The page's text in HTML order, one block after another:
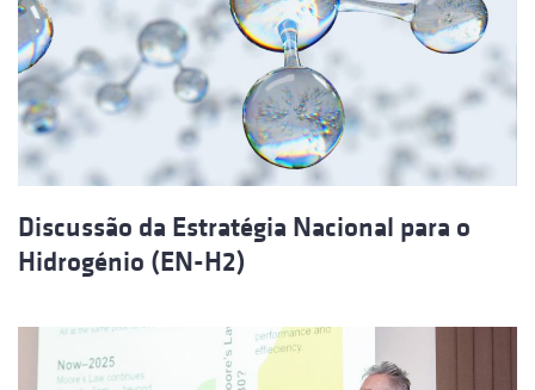
Discussão da Estratégia Nacional para o
Hidrogénio (EN-H2)